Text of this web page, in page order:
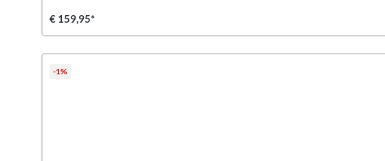
€ 159,95*
-1%